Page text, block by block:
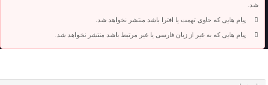
شد.
پیام هایی که حاوی تهمت یا افترا باشد منتشر نخواهد شد.
پیام هایی که به غیر از زبان فارسی یا غیر مرتبط باشد منتشر نخواهد شد.